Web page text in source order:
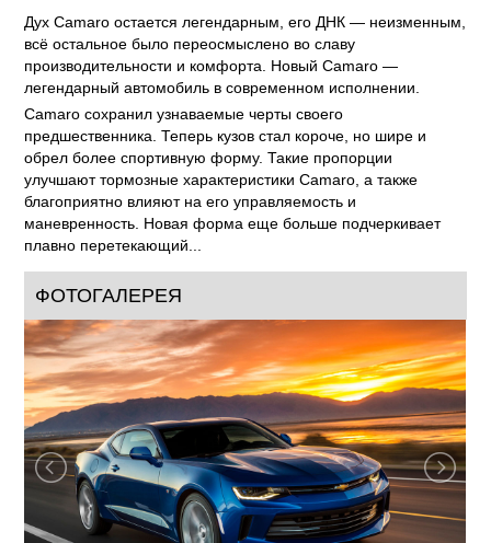
Дух Camaro остается легендарным, его ДНК — неизменным,
всё остальное было переосмыслено во славу
производительности и комфорта. Новый Camaro —
легендарный автомобиль в современном исполнении.
Camaro сохранил узнаваемые черты своего
предшественника. Теперь кузов стал короче, но шире и
обрел более спортивную форму. Такие пропорции
улучшают тормозные характеристики Camaro, а также
благоприятно влияют на его управляемость и
маневренность. Новая форма еще больше подчеркивает
плавно перетекающий...
ФОТОГАЛЕРЕЯ